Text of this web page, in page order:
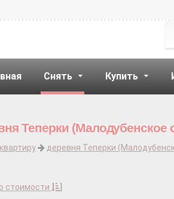
Снять Купить
Теперки (Малодубенское
деревня Теперки
стоимости